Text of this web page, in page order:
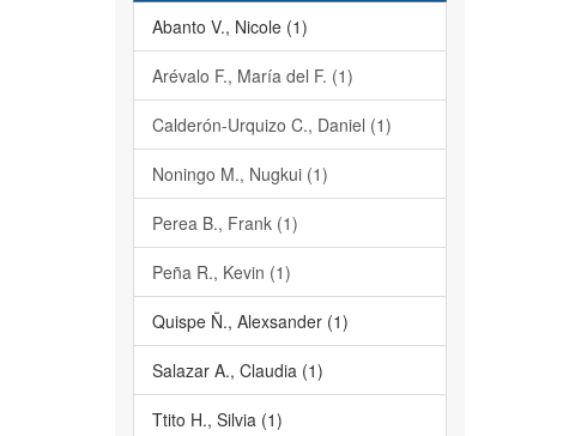
Abanto V., Nicole (1)
Arévalo F., María del F. (1)
Calderón-Urquizo C., Daniel (1)
Noningo M., Nugkui (1)
Perea B., Frank (1)
Peña R., Kevin (1)
Quispe Ñ., Alexsander (1)
Salazar A., Claudia (1)
Ttito H., Silvia (1)